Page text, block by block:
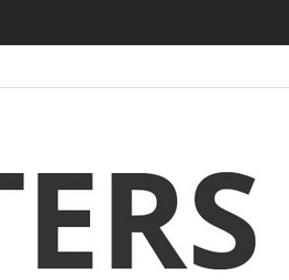
บรนด์ใหม่บุกตลาดไทย